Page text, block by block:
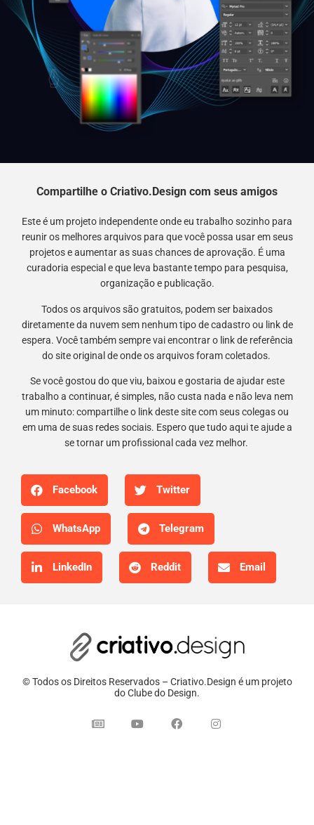
Compartilhe o Criativo.Design com seus amigos
Este é um projeto independente onde eu trabalho sozinho para
reunir os melhores arquivos para que você possa usar em seus
projetos e aumentar as suas chances de aprovação. É uma
curadoria especial e que leva bastante tempo para pesquisa,
organização e publicação.
Todos os arquivos são gratuitos, podem ser baixados
diretamente da nuvem sem nenhum tipo de cadastro ou link de
espera. Você também sempre vai encontrar o link de referência
do site original de onde os arquivos foram coletados.
Se você gostou do que viu, baixou e gostaria de ajudar este
trabalho a continuar, é simples, não custa nada e não leva nem
um minuto: compartilhe o link deste site com seus colegas ou
em uma de suas redes sociais. Espero que tudo aqui te ajude a
se tornar um profissional cada vez melhor.
Facebook Twitter
WhatsApp Telegram
LinkedIn Reddit Email
© Todos os Direitos Reservados – Criativo.Design é um projeto
do Clube do Design.